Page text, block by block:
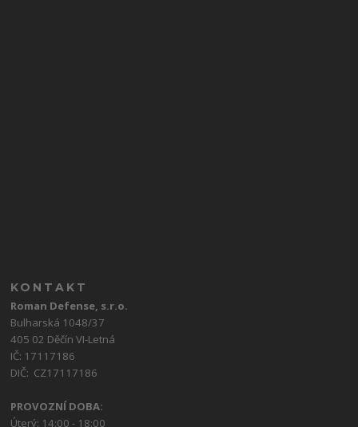
KONTAKT
Roman Defense, s.r.o.
Bulharská 1048/37
405 02 Děčín VI-Letná
IČ: 17117186
DIČ: CZ17117186
PROVOZNÍ DOBA:
Úterý: 14:00 - 18:00